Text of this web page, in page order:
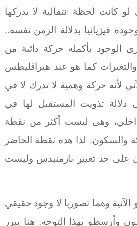
كانت لحظة انتقالية لا يدركها
فيزيائيا بدلالة الزمن نفسه..
الوجود بأكمله حركة دائبة من
والتغيرات كما هو عند هيراقليطس
لأنه حركة وهمية لا تدرك لا في
في دلالة تذويت المستقبل لها في
وهي ليست أكثر من نقطة
والسكون. لذا هذه نقطة الحاضر
على حد تعبير بارمنيدس وليست
الآنية وهما تصوريا لا وجود حقيقي
وأرسطو بهذا التوجه. هنا يبرز